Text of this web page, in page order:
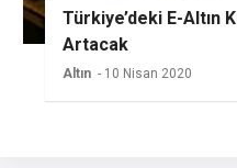
Türkiye’deki E-Altın
Artacak
Altın - 10 Nisan 2020